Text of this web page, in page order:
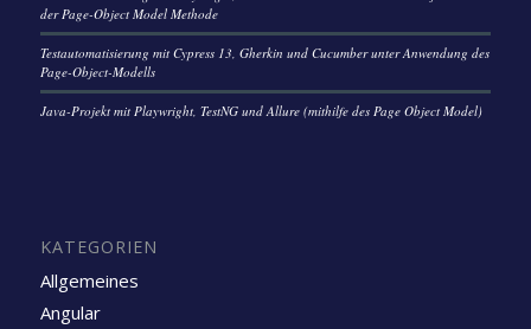
der Page-Object Model Methode
Testautomatisierung mit Cypress 13, Gherkin und Cucumber unter Anwendung des
Page-Object-Modells
Java-Projekt mit Playwright, TestNG und Allure (mithilfe des Page Object Model)
KATEGORIEN
Allgemeines
Angular